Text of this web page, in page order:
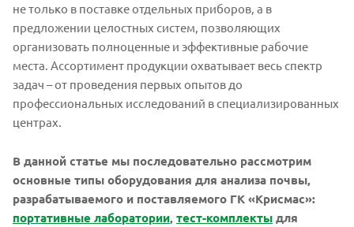
не только в поставке отдельных приборов, а в
предложении целостных систем, позволяющих
организовать полноценные и эффективные рабочие
места. Ассортимент продукции охватывает весь спектр
задач – от проведения первых опытов до
профессиональных исследований в специализированных
центрах.
В данной статье мы последовательно рассмотрим
основные типы оборудования для анализа почвы,
разрабатываемого и поставляемого ГК «Крисмас»:
портативные лаборатории, тест-комплекты для